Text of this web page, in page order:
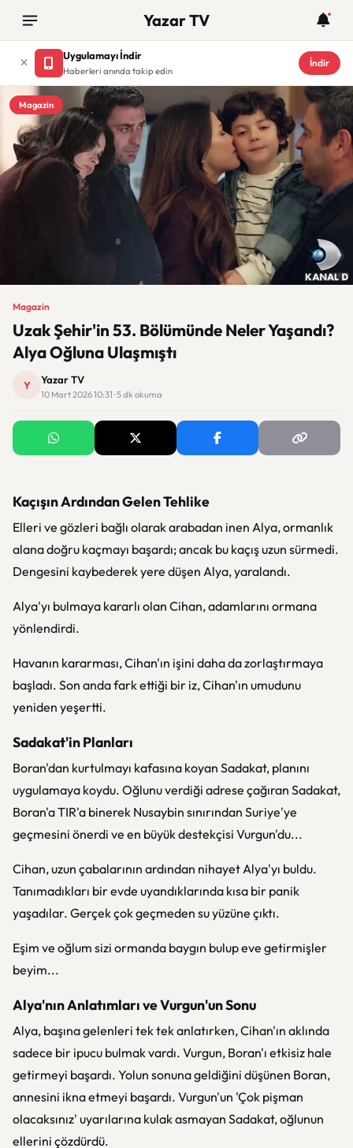
Yazar TV
Uygulamayı İndir
Haberleri anında takip edin
İndir
Magazin
Magazin
Uzak Şehir'in 53. Bölümünde Neler Yaşandı?
Alya Oğluna Ulaşmıştı
Y Yazar TV
10 Mart 2026 10:31 · 5 dk okuma
Kaçışın Ardından Gelen Tehlike
Elleri ve gözleri bağlı olarak arabadan inen Alya, ormanlık
alana doğru kaçmayı başardı; ancak bu kaçış uzun sürmedi.
Dengesini kaybederek yere düşen Alya, yaralandı.
Alya'yı bulmaya kararlı olan Cihan, adamlarını ormana
yönlendirdi.
Havanın kararması, Cihan'ın işini daha da zorlaştırmaya
başladı. Son anda fark ettiği bir iz, Cihan'ın umudunu
yeniden yeşertti.
Sadakat'in Planları
Boran'dan kurtulmayı kafasına koyan Sadakat, planını
uygulamaya koydu. Oğlunu verdiği adrese çağıran Sadakat,
Boran'a TIR'a binerek Nusaybin sınırından Suriye'ye
geçmesini önerdi ve en büyük destekçisi Vurgun'du...
Cihan, uzun çabalarının ardından nihayet Alya'yı buldu.
Tanımadıkları bir evde uyandıklarında kısa bir panik
yaşadılar. Gerçek çok geçmeden su yüzüne çıktı.
Eşim ve oğlum sizi ormanda baygın bulup eve getirmişler
beyim...
Alya'nın Anlatımları ve Vurgun'un Sonu
Alya, başına gelenleri tek tek anlatırken, Cihan'ın aklında
sadece bir ipucu bulmak vardı. Vurgun, Boran'ı etkisiz hale
getirmeyi başardı. Yolun sonuna geldiğini düşünen Boran,
annesini ikna etmeyi başardı. Vurgun'un 'Çok pişman
olacaksınız' uyarılarına kulak asmayan Sadakat, oğlunun
ellerini çözdürdü.